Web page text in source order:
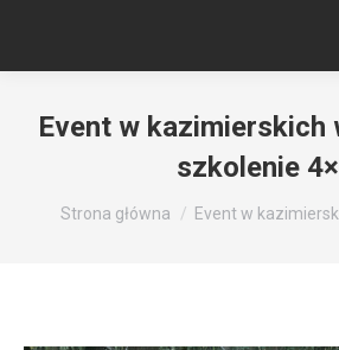
Event w kazimierskich
szkolenie
Jesteś tutaj:
Strona główna Event w